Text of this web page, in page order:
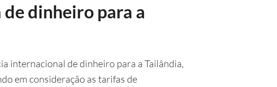
dinheiro para a
internacional de dinheiro para a Tailândia,
em consideração as tarifas de